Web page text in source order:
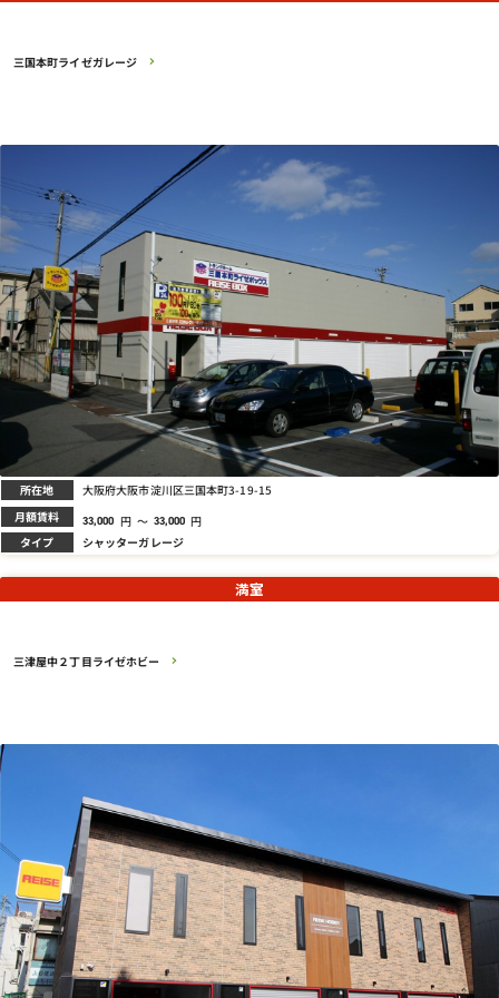
三国本町ライゼガレージ
所在地 大阪府大阪市淀川区三国本町3-19-15
月額賃料 33,000 円 ～ 33,000 円
タイプ シャッターガレージ
三津屋中２丁目ライゼホビー
満室